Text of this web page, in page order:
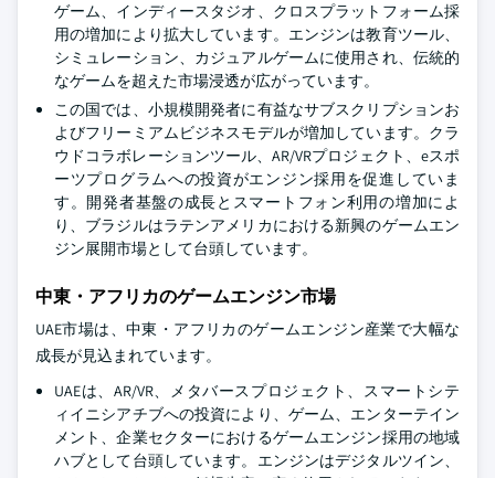
ゲーム、インディースタジオ、クロスプラットフォーム採
用の増加により拡大しています。エンジンは教育ツール、
シミュレーション、カジュアルゲームに使用され、伝統的
なゲームを超えた市場浸透が広がっています。
この国では、小規模開発者に有益なサブスクリプションお
よびフリーミアムビジネスモデルが増加しています。クラ
ウドコラボレーションツール、AR/VRプロジェクト、eスポ
ーツプログラムへの投資がエンジン採用を促進していま
す。開発者基盤の成長とスマートフォン利用の増加によ
り、ブラジルはラテンアメリカにおける新興のゲームエン
ジン展開市場として台頭しています。
中東・アフリカのゲームエンジン市場
UAE市場は、中東・アフリカのゲームエンジン産業で大幅な
成長が見込まれています。
UAEは、AR/VR、メタバースプロジェクト、スマートシテ
ィイニシアチブへの投資により、ゲーム、エンターテイン
メント、企業セクターにおけるゲームエンジン採用の地域
ハブとして台頭しています。エンジンはデジタルツイン、